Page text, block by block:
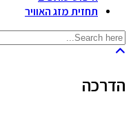
תחזית מזג האוויר
הדרכה